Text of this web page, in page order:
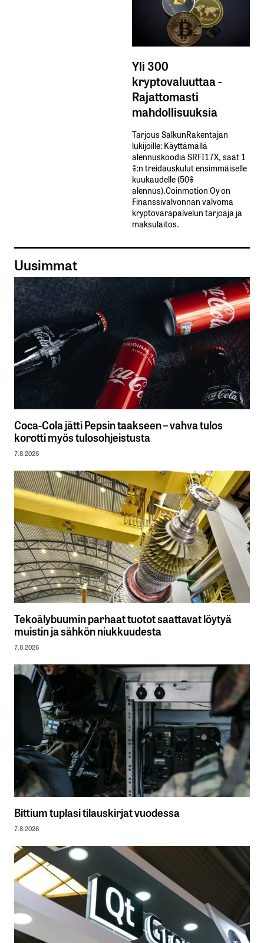
Yli 300
kryptovaluuttaa -
Rajattomasti
mahdollisuuksia
Tarjous SalkunRakentajan
lukijoille: Käyttämällä​ ​
alennuskoodia​ ​SRFI17X,​ ​saat​ ​1
%:n treidauskulut​ ​ensimmäiselle​ ​
kuukaudelle​ ​(50%​ ​
alennus).Coinmotion Oy on
Finanssivalvonnan valvoma
kryptovarapalvelun tarjoaja ja
maksulaitos.
Uusimmat
Coca-Cola jätti Pepsin taakseen – vahva tulos
korotti myös tulosohjeistusta
7.8.2026
Tekoälybuumin parhaat tuotot saattavat löytyä
muistin ja sähkön niukkuudesta
7.8.2026
Bittium tuplasi tilauskirjat vuodessa
7.8.2026